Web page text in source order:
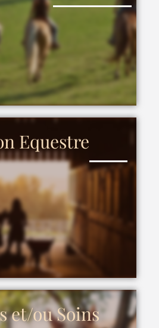
Equestre
et/ou Soins